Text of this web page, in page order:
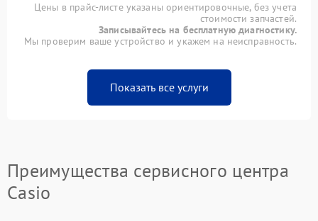
Цены в прайс-листе указаны ориентировочные, без учета
стоимости запчастей.
Записывайтесь на бесплатную диагностику.
Мы проверим ваше устройство и укажем на неисправность.
Показать все услуги
Преимущества сервисного центра
Casio